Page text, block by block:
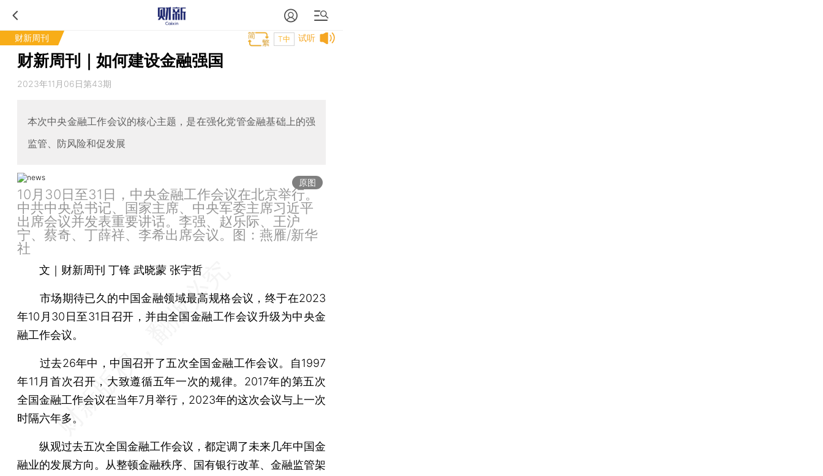
财新周刊 试听
T中
财新周刊｜如何建设金融强国
2023年11月06日第43期
本次中央金融工作会议的核心主题，是在强化党管金融基础上的强
监管、防风险和促发展
原图
10月30日至31日，中央金融工作会议在北京举行。
中共中央总书记、国家主席、中央军委主席习近平
出席会议并发表重要讲话。李强、赵乐际、王沪
宁、蔡奇、丁薛祥、李希出席会议。图：燕雁/新华
社
文｜财新周刊 丁锋 武晓蒙 张宇哲
市场期待已久的中国金融领域最高规格会议，终于在2023
年10月30日至31日召开，并由全国金融工作会议升级为中央金
融工作会议。
过去26年中，中国召开了五次全国金融工作会议。自1997
年11月首次召开，大致遵循五年一次的规律。2017年的第五次
全国金融工作会议在当年7月举行，2023年的这次会议与上一次
时隔六年多。
纵观过去五次全国金融工作会议，都定调了未来几年中国金
融业的发展方向。从整顿金融秩序、国有银行改革、金融监管架